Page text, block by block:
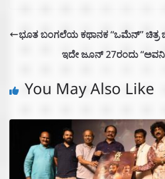
ಭೂತ ಬಂಗಲೆಯ ಕಥಾನಕ “ಒಮೆನ್” ಚಿತ್ರ
ಇದೇ ಜೂನ್ 27ರಂದು
You May Also Like